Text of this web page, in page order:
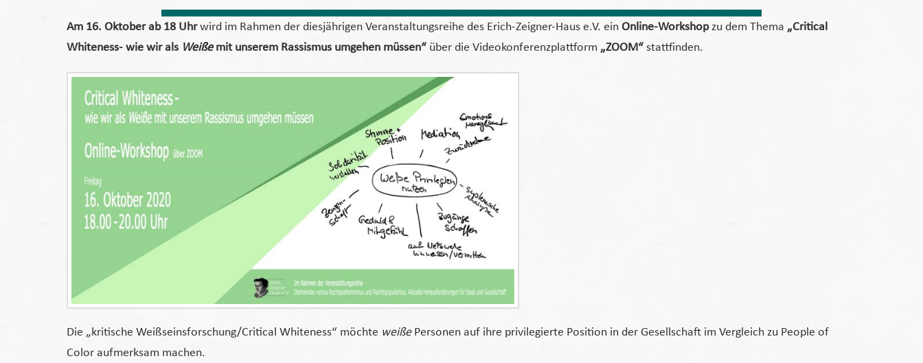
Am 16. Oktober ab 18 Uhrwird im Rahmen der diesjährigen Veranstaltungsreihe des Erich-Zeigner-Haus e.V. ein Online-Workshopzu dem Thema „Critical
Whiteness- wie wir als Weißemit unserem Rassismus umgehen müssen“ über die Videokonferenzplattform „ZOOM“ stattfinden.
Die „kritische Weißseinsforschung/Critical Whiteness“ möchte weiße Personen auf ihre privilegierte Position in der Gesellschaft im Vergleich zu People of
Color aufmerksam machen.